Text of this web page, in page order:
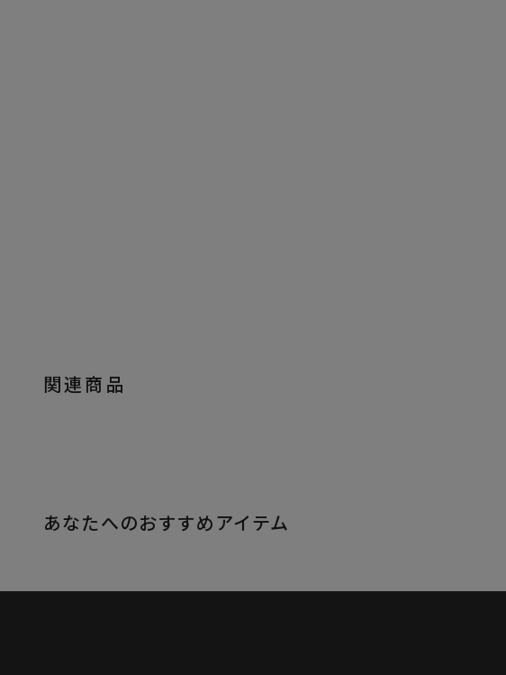
関連商品
あなたへのおすすめアイテム